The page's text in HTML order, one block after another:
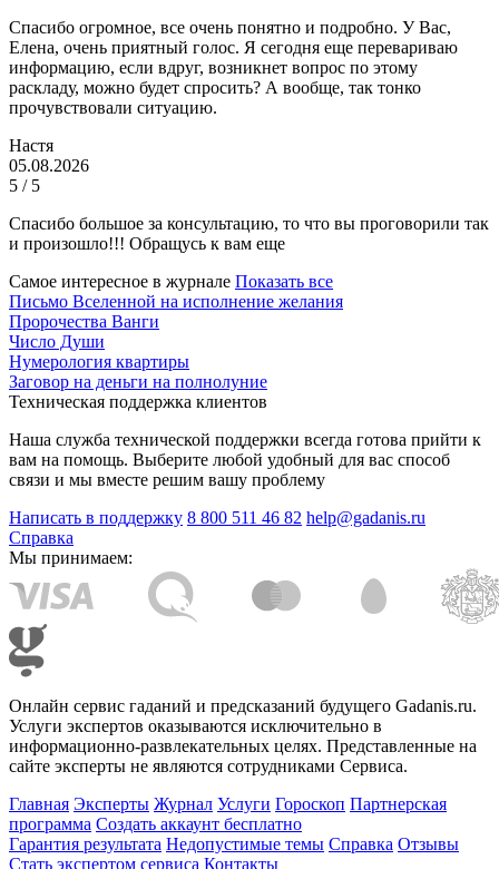
Спасибо огромное, все очень понятно и подробно. У Вас,
Елена, очень приятный голос. Я сегодня еще перевариваю
информацию, если вдруг, возникнет вопрос по этому
раскладу, можно будет спросить? А вообще, так тонко
прочувствовали ситуацию.
Настя
05.08.2026
5 / 5
Спасибо большое за консультацию, то что вы проговорили так
и произошло!!! Обращусь к вам еще
Самое интересное в журнале Показать все
Письмо Вселенной на исполнение желания
Пророчества Ванги
Число Души
Нумерология квартиры
Заговор на деньги на полнолуние
Техническая поддержка клиентов
Наша служба технической поддержки всегда готова прийти к
вам на помощь. Выберите любой удобный для вас способ
связи и мы вместе решим вашу проблему
Написать в поддержку 8 800 511 46 82 help@gadanis.ru
Справка
Мы принимаем:
Онлайн сервис гаданий и предсказаний будущего Gadanis.ru.
Услуги экспертов оказываются исключительно в
информационно-развлекательных целях. Представленные на
сайте эксперты не являются сотрудниками Сервиса.
Главная Эксперты Журнал Услуги Гороскоп Партнерская
программа Создать аккаунт бесплатно
Гарантия результата Недопустимые темы Справка Отзывы
Стать экспертом сервиса Контакты